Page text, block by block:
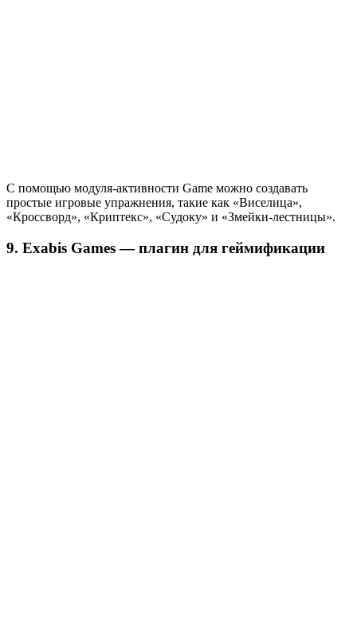
C помощью модуля-активности Game можно создавать
простые игровые упражнения, такие как «Виселица»,
«Кроссворд», «Криптекс», «Судоку» и «Змейки-лестницы».
9. Exabis Games — плагин для геймификации